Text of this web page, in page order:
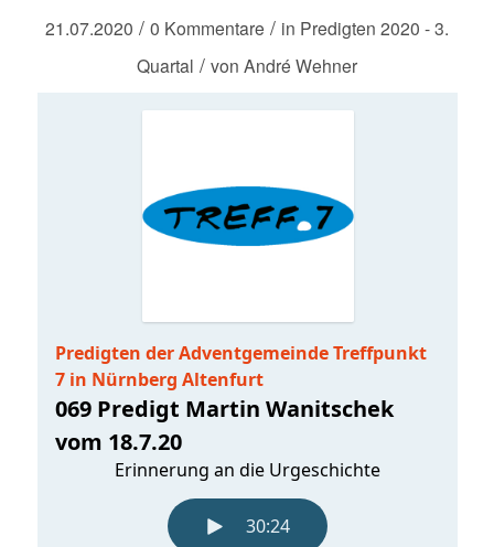
21.07.2020 / 0 Kommentare / in Predigten 2020 - 3.
Quartal / von André Wehner